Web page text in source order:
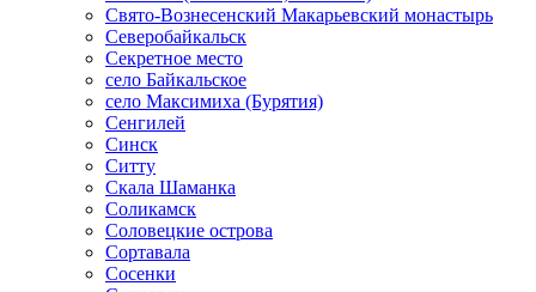
Свято-Вознесенский Макарьевский монастырь
Северобайкальск
Секретное место
село Байкальское
село Максимиха (Бурятия)
Сенгилей
Синск
Ситту
Скала Шаманка
Соликамск
Соловецкие острова
Сортавала
Сосенки